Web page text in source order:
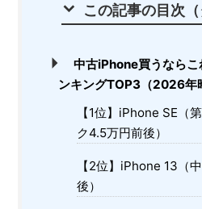
この記事の目次（
中古iPhone買うなら
ンキングTOP3（2026年
【1位】iPhone SE（
ク4.5万円前後）
【2位】iPhone 13（
後）